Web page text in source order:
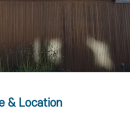
& Location